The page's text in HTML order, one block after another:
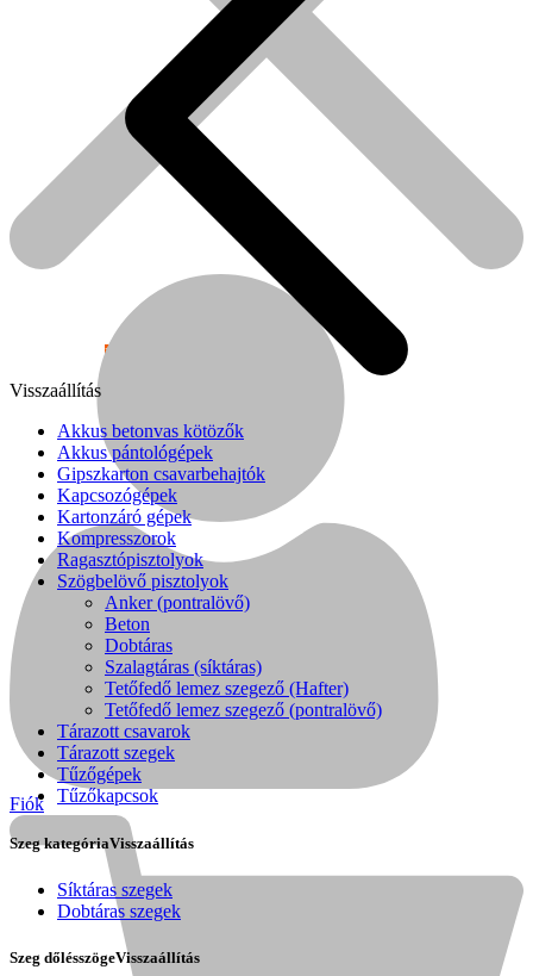
Népszerű!
Senco
Kihlberg
Fiók
Visszaállítás
Akkus betonvas kötözők
Akkus pántológépek
Gipszkarton csavarbehajtók
Kapcsozógépek
Kartonzáró gépek
Kompresszorok
Ragasztópisztolyok
Szögbelövő pisztolyok
Anker (pontralövő)
Beton
Dobtáras
Szalagtáras (síktáras)
Tetőfedő lemez szegező (Hafter)
Tetőfedő lemez szegező (pontralövő)
Tárazott csavarok
Tárazott szegek
Tűzőgépek
Tűzőkapcsok
Szeg kategóriaVisszaállítás
Síktáras szegek
Dobtáras szegek
Szeg dőlésszögeVisszaállítás